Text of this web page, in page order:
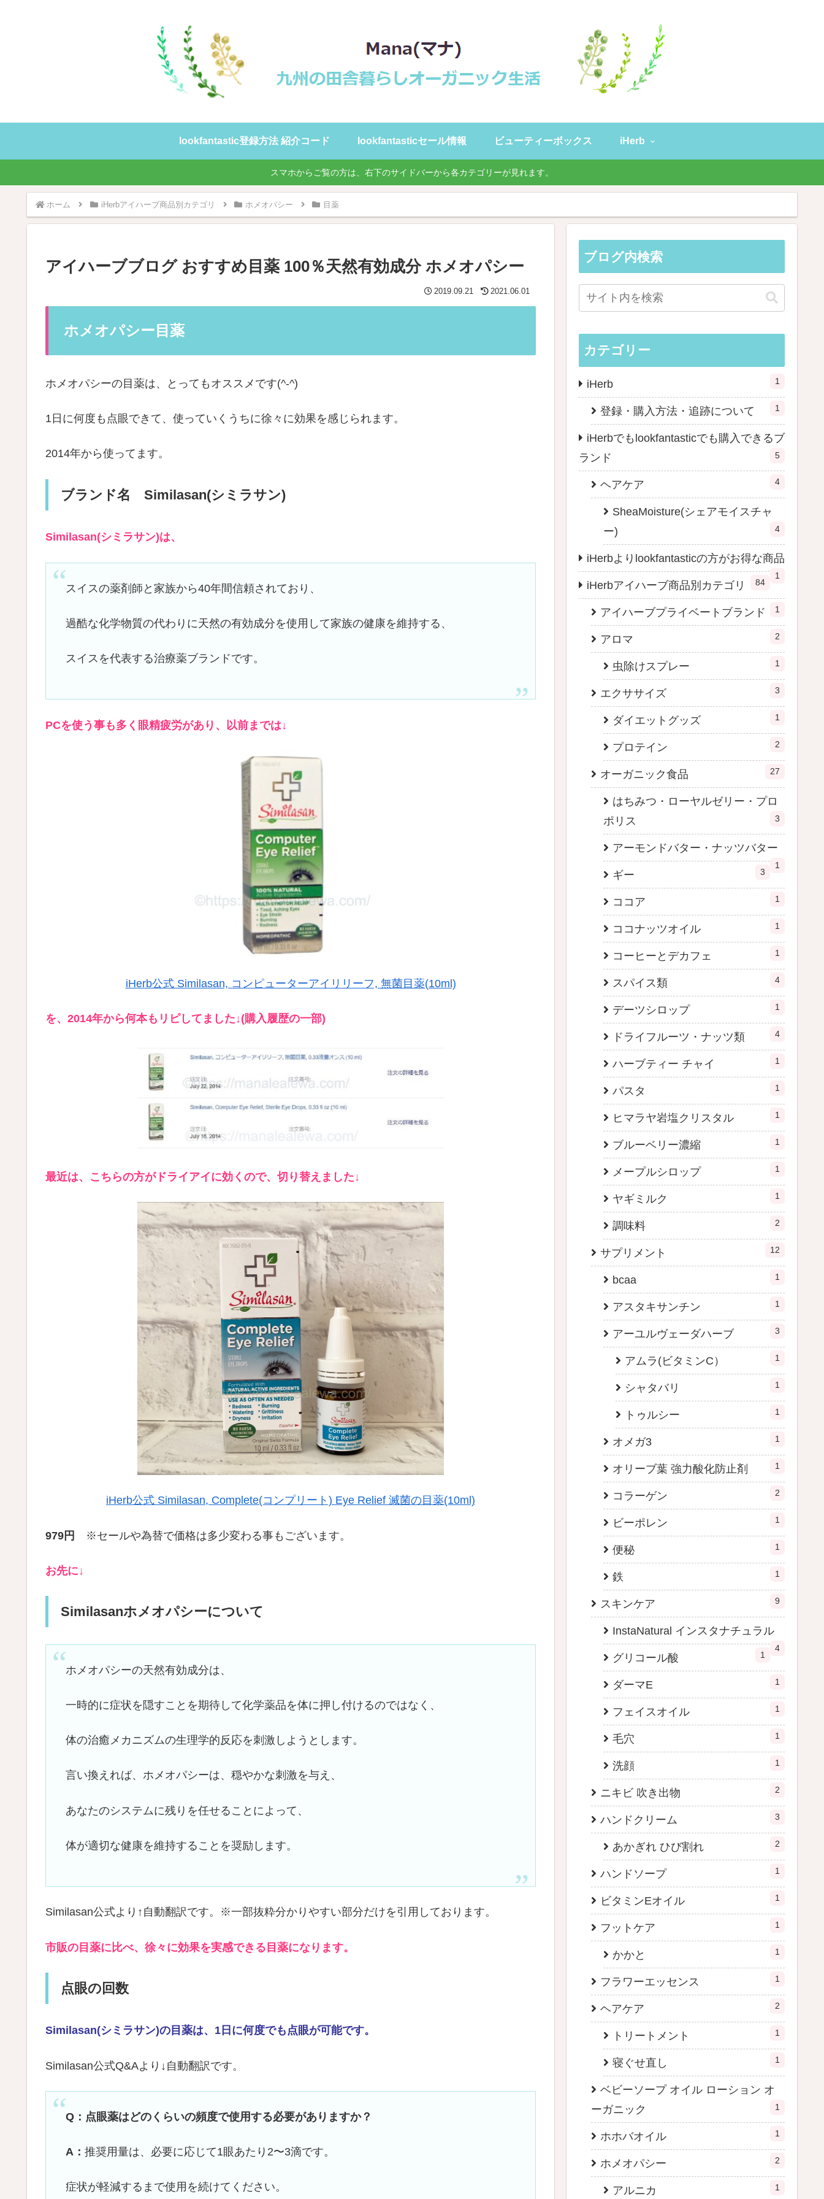
lookfantastic登録方法 紹介コード lookfantasticセール情報 ビューティーボックス iHerb
スマホからご覧の方は、右下のサイドバーから各カテゴリーが見れます。
ホーム iHerbアイハーブ商品別カテゴリ ホメオパシー 目薬
アイハーブブログ おすすめ目薬 100％天然有効成分 ホメオパシー
2019.09.21 2021.06.01
ホメオパシー目薬
ホメオパシーの目薬は、とってもオススメです(^-^)
1日に何度も点眼できて、使っていくうちに徐々に効果を感じられます。
2014年から使ってます。
ブランド名 Similasan(シミラサン)
Similasan(シミラサン)は、
スイスの薬剤師と家族から40年間信頼されており、
過酷な化学物質の代わりに天然の有効成分を使用して家族の健康を維持する、
スイスを代表する治療薬ブランドです。
PCを使う事も多く眼精疲労があり、以前までは↓
iHerb公式 Similasan, コンピューターアイリリーフ, 無菌目薬(10ml)
を、2014年から何本もリピしてました↓(購入履歴の一部)
最近は、こちらの方がドライアイに効くので、切り替えました↓
iHerb公式 Similasan, Complete(コンプリート) Eye Relief 滅菌の目薬(10ml)
979円 ※セールや為替で価格は多少変わる事もございます。
お先に↓
Similasanホメオパシーについて
ホメオパシーの天然有効成分は、
一時的に症状を隠すことを期待して化学薬品を体に押し付けるのではなく、
体の治癒メカニズムの生理学的反応を刺激しようとします。
言い換えれば、ホメオパシーは、穏やかな刺激を与え、
あなたのシステムに残りを任せることによって、
体が適切な健康を維持することを奨励します。
Similasan公式より↑自動翻訳です。※一部抜粋分かりやすい部分だけを引用しております。
市販の目薬に比べ、徐々に効果を実感できる目薬になります。
点眼の回数
Similasan(シミラサン)の目薬は、1日に何度でも点眼が可能です。
Similasan公式Q&Aより↓自動翻訳です。
Q：点眼薬はどのくらいの頻度で使用する必要がありますか？
A：推奨用量は、必要に応じて1眼あたり2〜3滴です。
症状が軽減するまで使用を続けてください。
ブログ内検索
カテゴリー
iHerb 1
登録・購入方法・追跡について 1
iHerbでもlookfantasticでも購入できるブ
ランド
5
ヘアケア 4
SheaMoisture(シェアモイスチャ
ー)
4
iHerbよりlookfantasticの方がお得な商品
1
iHerbアイハーブ商品別カテゴリ 84
アイハーブプライベートブランド 1
アロマ 2
虫除けスプレー 1
エクササイズ 3
ダイエットグッズ 1
プロテイン 2
オーガニック食品 27
はちみつ・ローヤルゼリー・プロ
ポリス
3
アーモンドバター・ナッツバター
1
ギー 3
ココア 1
ココナッツオイル 1
コーヒーとデカフェ 1
スパイス類 4
デーツシロップ 1
ドライフルーツ・ナッツ類 4
ハーブティー チャイ 1
パスタ 1
ヒマラヤ岩塩クリスタル 1
ブルーベリー濃縮 1
メープルシロップ 1
ヤギミルク 1
調味料 2
サプリメント 12
bcaa 1
アスタキサンチン 1
アーユルヴェーダハーブ 3
アムラ(ビタミンC） 1
シャタバリ 1
トゥルシー 1
オメガ3 1
オリーブ葉 強力酸化防止剤 1
コラーゲン 2
ビーポレン 1
便秘 1
鉄 1
スキンケア 9
InstaNatural インスタナチュラル
4
グリコール酸 1
ダーマE 1
フェイスオイル 1
毛穴 1
洗顔 1
ニキビ 吹き出物 2
ハンドクリーム 3
あかぎれ ひび割れ 2
ハンドソープ 1
ビタミンEオイル 1
フットケア 1
かかと 1
フラワーエッセンス 1
ヘアケア 2
トリートメント 1
寝ぐせ直し 1
ベビーソープ オイル ローション オ
ーガニック
1
ホホバオイル 1
ホメオパシー 2
アルニカ 1